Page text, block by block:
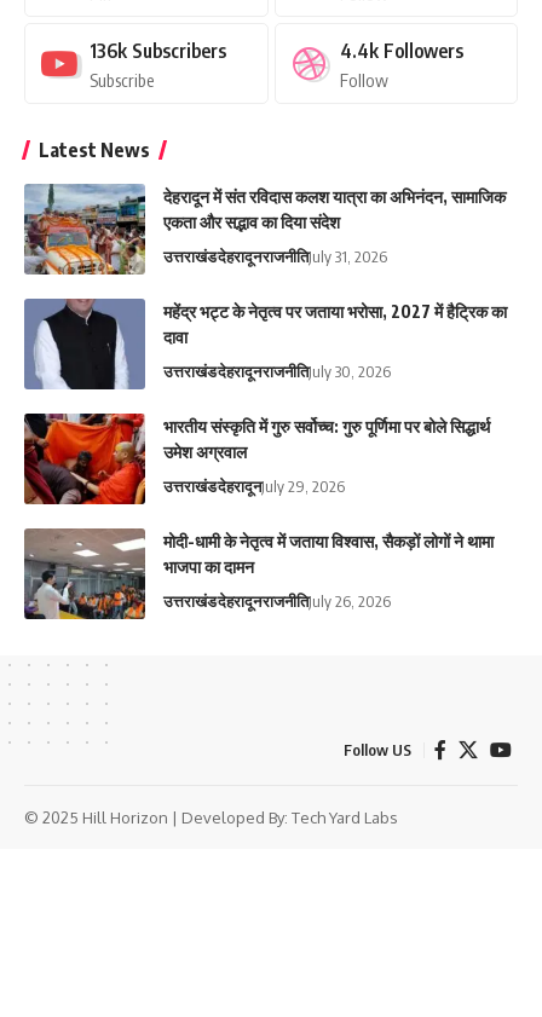
136k Subscribers
Subscribe
4.4k Followers
Follow
Latest News
देहरादून में संत रविदास कलश यात्रा का अभिनंदन, सामाजिक
एकता और सद्भाव का दिया संदेश
उत्तराखंडदेहरादूनराजनीतिJuly 31, 2026
महेंद्र भट्ट के नेतृत्व पर जताया भरोसा, 2027 में हैट्रिक का
दावा
उत्तराखंडदेहरादूनराजनीतिJuly 30, 2026
भारतीय संस्कृति में गुरु सर्वोच्च: गुरु पूर्णिमा पर बोले सिद्धार्थ
उमेश अग्रवाल
उत्तराखंडदेहरादूनJuly 29, 2026
मोदी-धामी के नेतृत्व में जताया विश्वास, सैकड़ों लोगों ने थामा
भाजपा का दामन
उत्तराखंडदेहरादूनराजनीतिJuly 26, 2026
Follow US
© 2025 Hill Horizon | Developed By: Tech Yard Labs